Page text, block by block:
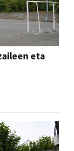
eta